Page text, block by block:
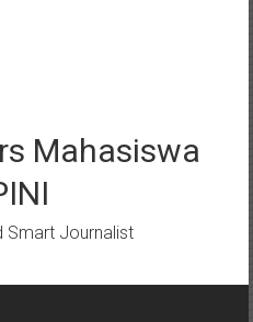
Mahasiswa
Smart Journalist